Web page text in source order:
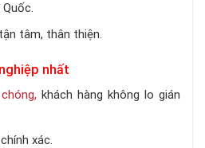
tâm, thân thiện.
nhất
khách hàng không lo gián
xác.